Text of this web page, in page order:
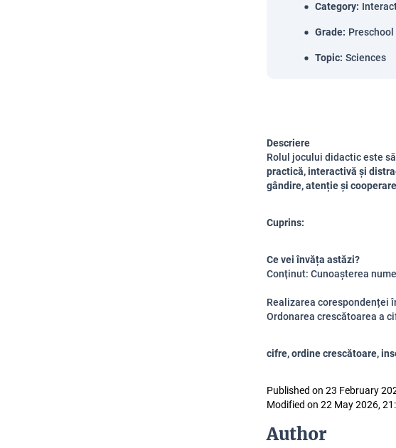
Category:
Grade: Preschool
Topic: Sciences
Descriere
Rolul jocului didactic este
practică, interactivă și
gândire, atenție și cooperare
Cuprins:
Ce vei învăța astăzi?
Conținut: Cunoașterea
Realizarea corespondenței
Ordonarea crescătoarea a
cifre, ordine crescătoare,
Published on 23 February
Modified on 22 May 2026,
Author